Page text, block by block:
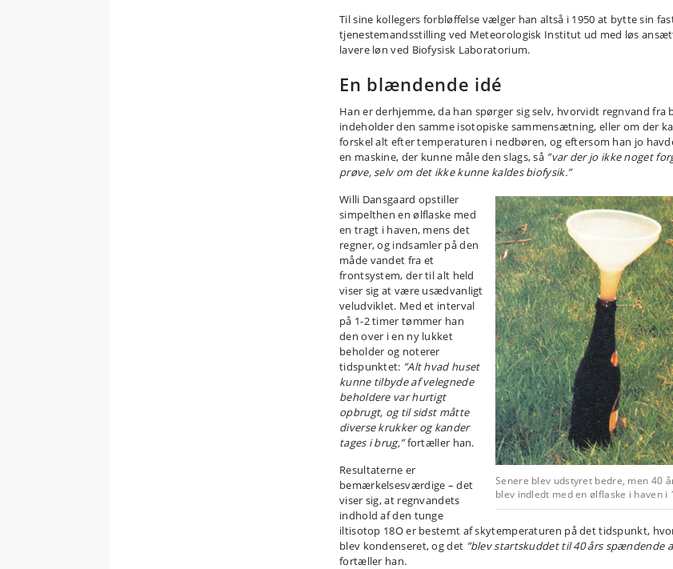
Til sine kollegers forbløffelse vælger han altså i 1950 at bytte sin
tjenestemandsstilling ved Meteorologisk Institut ud med løs
lavere løn ved Biofysisk Laboratorium.
En blændende idé
Han er derhjemme, da han spørger sig selv, hvorvidt regnvand fra
indeholder den samme isotopiske sammensætning, eller om der
forskel alt efter temperaturen i nedbøren, og eftersom han jo
en maskine, der kunne måle den slags, så ”var der jo ikke noget
prøve, selv om det ikke kunne kaldes biofysik.”
Senere blev udstyret bedre, men 40
blev indledt med en ølflaske i haven i
Willi Dansgaard opstiller
simpelthen en ølflaske med
en tragt i haven, mens det
regner, og indsamler på den
måde vandet fra et
frontsystem, der til alt held
viser sig at være usædvanligt
veludviklet. Med et interval
på 1-2 timer tømmer han
den over i en ny lukket
beholder og noterer
tidspunktet: ”Alt hvad huset
kunne tilbyde af velegnede
beholdere var hurtigt
opbrugt, og til sidst måtte
diverse krukker og kander
tages i brug,”fortæller han.
Resultaterne er
bemærkelsesværdige – det
viser sig, at regnvandets
indhold af den tunge
iltisotop 18O er bestemt af skytemperaturen på det tidspunkt,
blev kondenseret, og det ”blev startskuddet til 40 års spændende
fortæller han.